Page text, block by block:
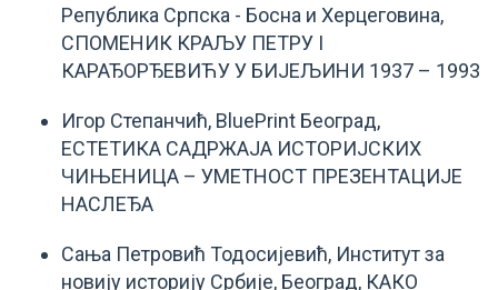
Република Српска - Босна и Херцеговина,
СПОМЕНИК КРАЉУ ПЕТРУ I
КАРАЂОРЂЕВИЋУ У БИЈЕЉИНИ 1937 – 1993
Игор Степанчић, BluePrint Београд,
ЕСТЕТИКА САДРЖАЈА ИСТОРИЈСКИХ
ЧИЊЕНИЦА – УМЕТНОСТ ПРЕЗЕНТАЦИЈЕ
НАСЛЕЂА
Сања Петровић Тодосијевић, Институт за
новију историју Србије, Београд, КАКО